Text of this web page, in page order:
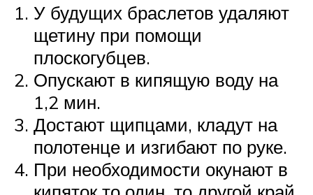
У будущих браслетов удаляют
щетину при помощи
плоскогубцев.
Опускают в кипящую воду на
1,2 мин.
Достают щипцами, кладут на
полотенце и изгибают по руке.
При необходимости окунают в